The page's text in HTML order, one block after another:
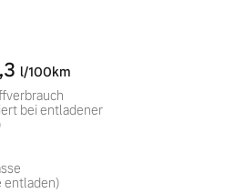
l/100km
bei entladener
entladen)